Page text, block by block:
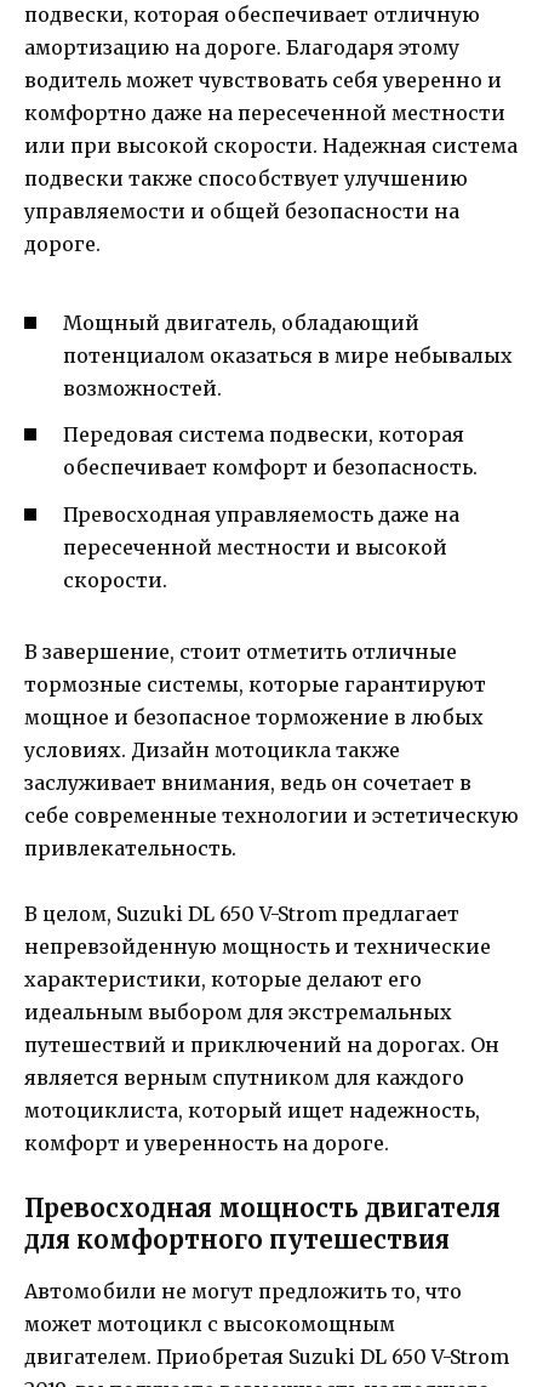
подвески, которая обеспечивает отличную
амортизацию на дороге. Благодаря этому
водитель может чувствовать себя уверенно и
комфортно даже на пересеченной местности
или при высокой скорости. Надежная система
подвески также способствует улучшению
управляемости и общей безопасности на
дороге.
Мощный двигатель, обладающий
потенциалом оказаться в мире небывалых
возможностей.
Передовая система подвески, которая
обеспечивает комфорт и безопасность.
Превосходная управляемость даже на
пересеченной местности и высокой
скорости.
В завершение, стоит отметить отличные
тормозные системы, которые гарантируют
мощное и безопасное торможение в любых
условиях. Дизайн мотоцикла также
заслуживает внимания, ведь он сочетает в
себе современные технологии и эстетическую
привлекательность.
В целом, Suzuki DL 650 V-Strom предлагает
непревзойденную мощность и технические
характеристики, которые делают его
идеальным выбором для экстремальных
путешествий и приключений на дорогах. Он
является верным спутником для каждого
мотоциклиста, который ищет надежность,
комфорт и уверенность на дороге.
Превосходная мощность двигателя
для комфортного путешествия
Автомобили не могут предложить то, что
может мотоцикл с высокомощным
двигателем. Приобретая Suzuki DL 650 V-Strom